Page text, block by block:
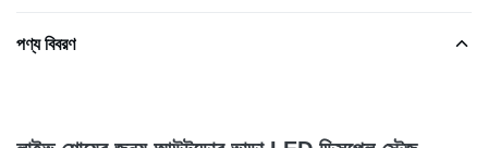
পণ্য বিবরণ